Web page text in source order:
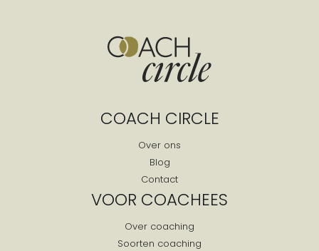
De CocksdorpCOACH CIRCLE
Over ons
Blog
Contact
VOOR COACHEES
Over coaching
Soorten coaching